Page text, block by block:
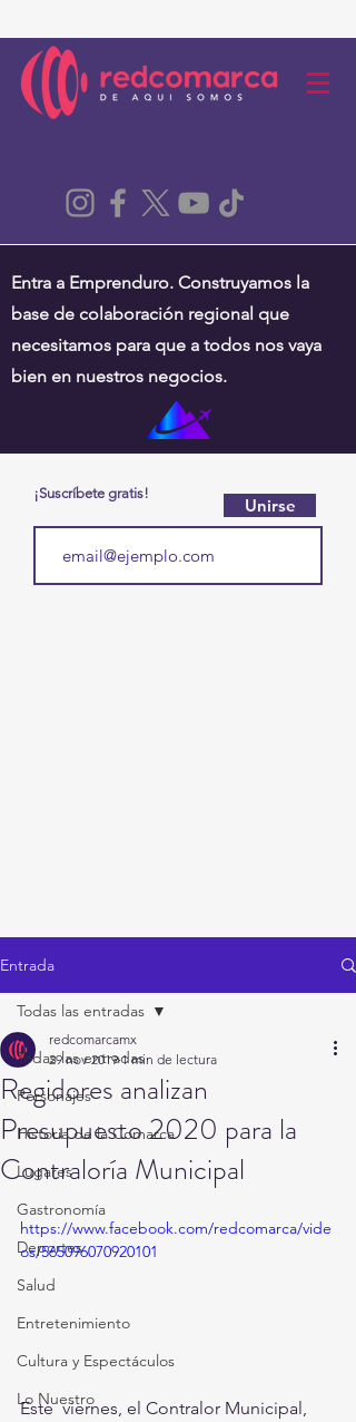
Entra a Emprenduro. Construyamos la
base de colaboración regional que
necesitamos para que a todos nos vaya
bien en nuestros negocios.
¡Suscríbete gratis!
Unirse
Entrada
Todas las entradas
Personajes
Historia de la Comarca
Lugares
Gastronomía
Deportes
Salud
Entretenimiento
Cultura y Espectáculos
Lo Nuestro
Todas las entradas
Regidores analizan
Presupuesto 2020 para la
Contraloría Municipal
redcomarcamx
29 nov 2019 1 min de lectura
https://www.facebook.com/redcomarca/vide
os/565096070920101
Este  viernes, el Contralor Municipal,